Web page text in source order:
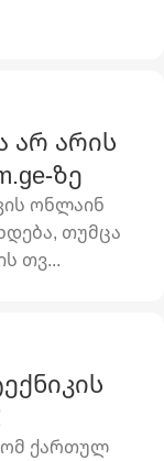
არ არის
ზე
ონლაინ
თუმცა
თვ...
ქართულ